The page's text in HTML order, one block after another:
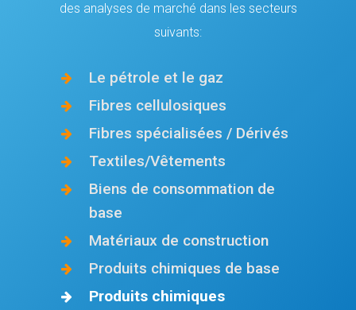
des analyses de marché dans les secteurs
suivants:
Le pétrole et le gaz
Fibres cellulosiques
Fibres spécialisées / Dérivés
Textiles/Vêtements
Biens de consommation de
base
Matériaux de construction
Produits chimiques de base
Produits chimiques